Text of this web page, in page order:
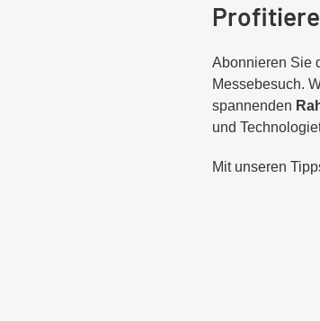
Abonnieren Sie
Messebesuch.
spannenden
und
Mit unseren